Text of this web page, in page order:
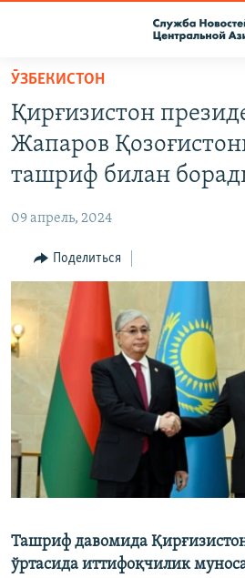
Вернуться
основному
содержанию
главной
навигации
Вернутся
поиску
ПОДПИСКА
КОНТАКТЫ
НАСТОЯЩЕЕ ВРЕМЯ
МИГРАНТ МЕДИА
ӮЗБЕКИСТОН
Қирғизистон
Жапаров
ташриф билан
09 апрель, 2024
Поделиться
Ташриф давомида
ўртасида иттифоқчилик